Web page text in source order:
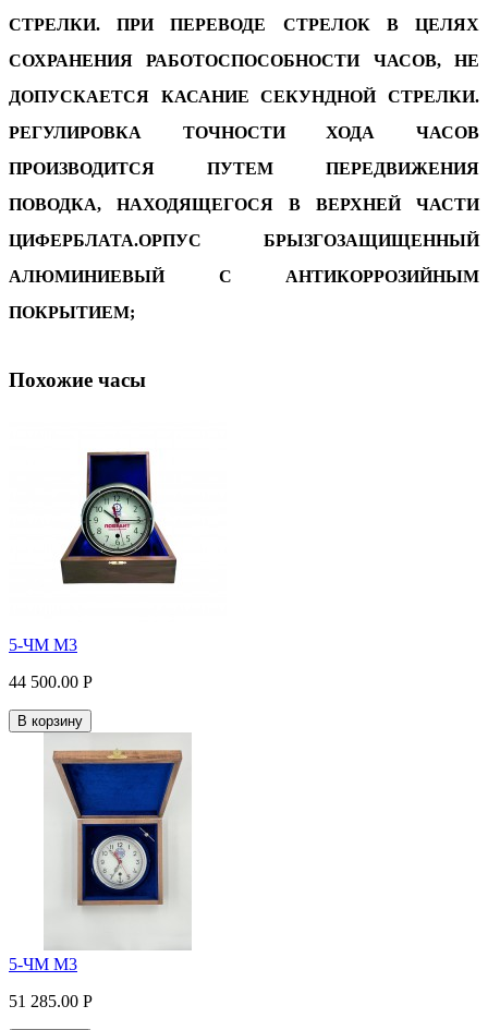
СТРЕЛКИ. ПРИ ПЕРЕВОДЕ СТРЕЛОК В ЦЕЛЯХ
СОХРАНЕНИЯ РАБОТОСПОСОБНОСТИ ЧАСОВ, НЕ
ДОПУСКАЕТСЯ КАСАНИЕ СЕКУНДНОЙ СТРЕЛКИ.
РЕГУЛИРОВКА ТОЧНОСТИ ХОДА ЧАСОВ
ПРОИЗВОДИТСЯ ПУТЕМ ПЕРЕДВИЖЕНИЯ
ПОВОДКА, НАХОДЯЩЕГОСЯ В ВЕРХНЕЙ ЧАСТИ
ЦИФЕРБЛАТА.ОРПУС БРЫЗГОЗАЩИЩЕННЫЙ
АЛЮМИНИЕВЫЙ С АНТИКОРРОЗИЙНЫМ
ПОКРЫТИЕМ;
Похожие часы
5-ЧМ М3
44 500.00 P
В корзину
5-ЧМ М3
51 285.00 P